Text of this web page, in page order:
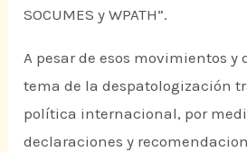
SOCUMES y WPATH”.
A pesar de esos movimientos
tema de la despatologización
política internacional, por
declaraciones y